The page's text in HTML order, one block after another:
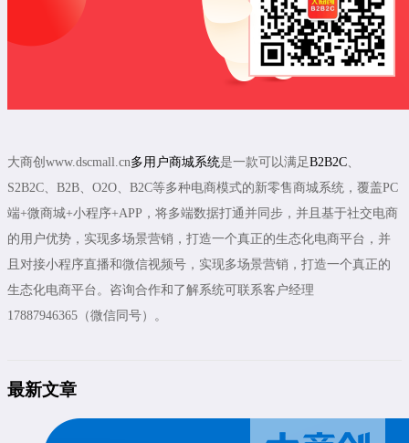
大商创www.dscmall.cn多用户商城系统是一款可以满足B2B2C
S2B2C、B2B、O2O、B2C等多种电商模式的新零售商城系统，覆盖PC
端+微商城+小程序+APP，将多端数据打通并同步，并且基于社交电商
的用户优势，实现多场景营销，打造一个真正的生态化电商平台，并
且对接小程序直播和微信视频号，实现多场景营销，打造一个真正的
生态化电商平台。咨询合作和了解系统可联系客户经理
17887946365（微信同号）。
最新文章